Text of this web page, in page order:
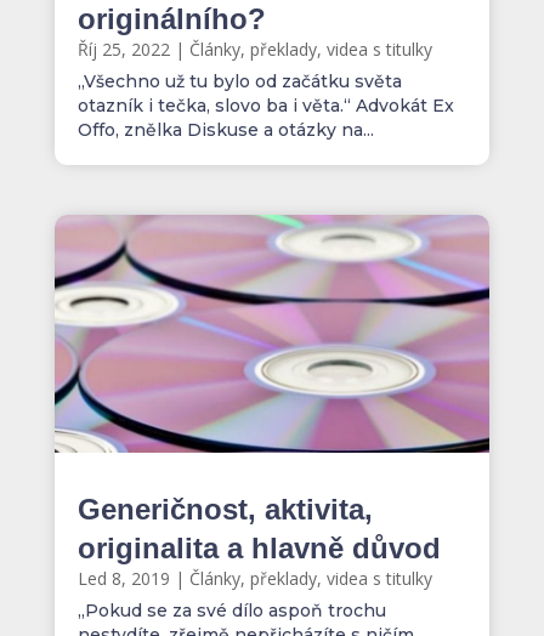
originálního?
Říj 25, 2022 | Články, překlady, videa s titulky
„Všechno už tu bylo od začátku světa
otazník i tečka, slovo ba i věta.“ Advokát Ex
Offo, znělka Diskuse a otázky na...
Generičnost, aktivita,
originalita a hlavně důvod
Led 8, 2019 | Články, překlady, videa s titulky
„Pokud se za své dílo aspoň trochu